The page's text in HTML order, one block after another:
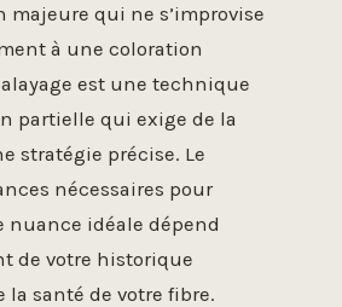
majeure qui ne s’improvise
à une coloration
est une technique
partielle qui exige de la
stratégie précise. Le
nécessaires pour
nuance idéale dépend
de votre historique
la santé de votre fibre.